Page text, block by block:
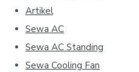
Artikel
Sewa AC
Sewa AC Standing
Sewa Cooling Fan